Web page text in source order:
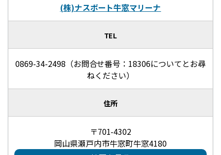
(株)ナスボート牛窓マリーナ
TEL
0869-34-2498（お問合せ番号：18306についてとお尋
ねください）
住所
〒701-4302
岡山県瀬戸内市牛窓町牛窓4180